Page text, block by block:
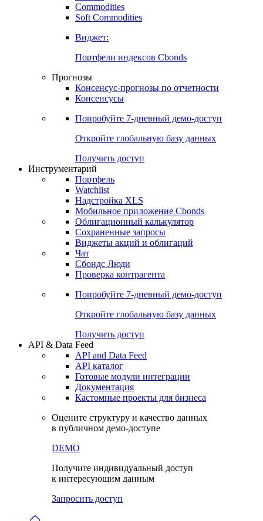
Commodities
Золото
Бензин
Soft Commodities
Виджет:
Портфели индексов Cbonds
Прогнозы
Консенсусы
Попробуйте7-дневный
Откройте глобальную базу данных
Получить доступ
Инструментарий
Портфель
Watchlist
Надстройка XLS
Мобильное приложение Cbonds
Облигационный калькулятор
Сохраненные запросы
Чат
Проверка контрагента
Попробуйте7-дневный
Откройте глобальную базу данных
Получить доступ
API & Data Feed
API and Data Feed
Готовые модули интеграции
Документация
в публичном демо-доступе